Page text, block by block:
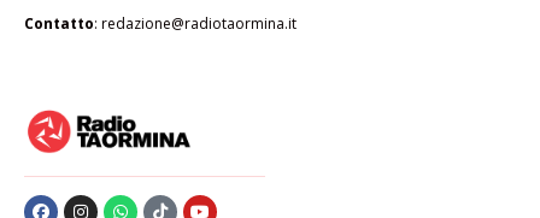
Contatto: redazione@radiotaormina.it